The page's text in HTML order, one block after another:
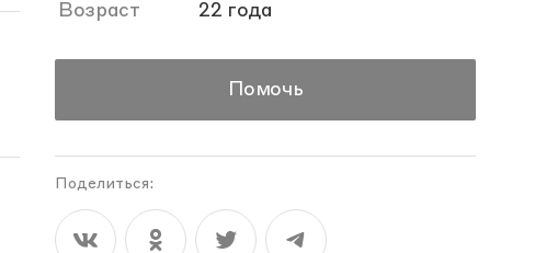
Помочь
Возраст
22 года
Поделиться: